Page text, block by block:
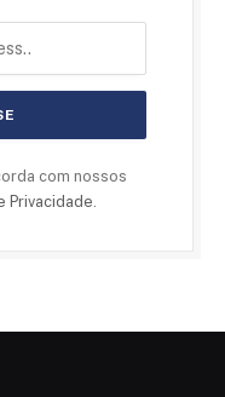
com nossos
Privacidade.